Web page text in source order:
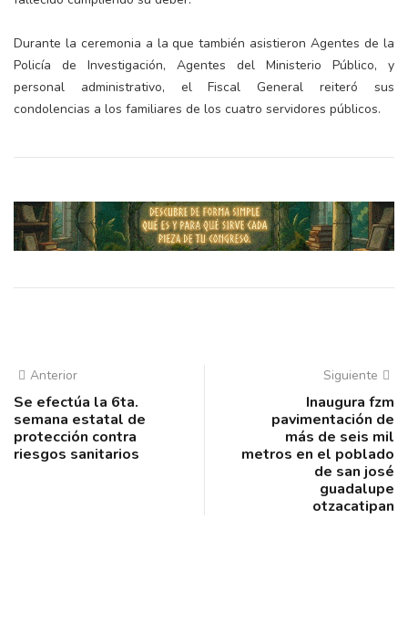
Durante la ceremonia a la que también asistieron Agentes de la
Policía de Investigación, Agentes del Ministerio Público, y
personal administrativo, el Fiscal General reiteró sus
condolencias a los familiares de los cuatro servidores públicos.
Anterior
Se efectúa la 6ta.
semana estatal de
protección contra
riesgos sanitarios
Siguiente
Inaugura fzm
pavimentación de
más de seis mil
metros en el poblado
de san josé
guadalupe
otzacatipan